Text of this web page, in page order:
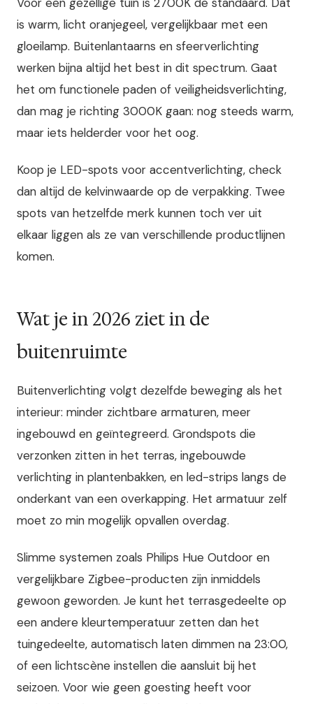
is warm, licht oranjegeel, vergelijkbaar met een
gloeilamp. Buitenlantaarns en sfeerverlichting
werken bijna altijd het best in dit spectrum. Gaat
het om functionele paden of veiligheidsverlichting,
dan mag je richting 3000K gaan: nog steeds warm,
maar iets helderder voor het oog.
Koop je LED-spots voor accentverlichting, check
dan altijd de kelvinwaarde op de verpakking. Twee
spots van hetzelfde merk kunnen toch ver uit
elkaar liggen als ze van verschillende productlijnen
komen.
Wat je in 2026 ziet in de
buitenruimte
Buitenverlichting volgt dezelfde beweging als het
interieur: minder zichtbare armaturen, meer
ingebouwd en geïntegreerd. Grondspots die
verzonken zitten in het terras, ingebouwde
verlichting in plantenbakken, en led-strips langs de
onderkant van een overkapping. Het armatuur zelf
moet zo min mogelijk opvallen overdag.
Slimme systemen zoals Philips Hue Outdoor en
vergelijkbare Zigbee-producten zijn inmiddels
gewoon geworden. Je kunt het terrasgedeelte op
een andere kleurtemperatuur zetten dan het
tuingedeelte, automatisch laten dimmen na 23:00,
of een lichtscène instellen die aansluit bij het
seizoen. Voor wie geen goesting heeft voor